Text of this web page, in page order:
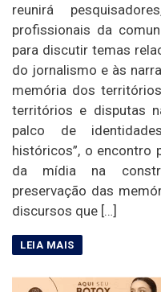
reunirá
profissionais da
para discutir temas
do jornalismo e às
memória dos
territórios e disputas
palco de
históricos”, o encontro
da mídia na
preservação das
discursos que […]